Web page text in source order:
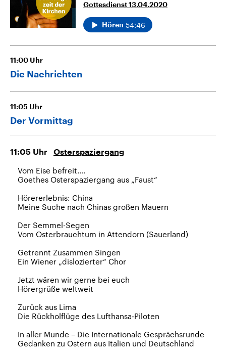
Gottesdienst 13.04.2020
Hören 54:46
11:00 Uhr
Die Nachrichten
11:05 Uhr
Der Vormittag
11:05 Uhr Osterspaziergang
Vom Eise befreit….
Goethes Osterspaziergang aus „Faust“
Hörererlebnis: China
Meine Suche nach Chinas großen Mauern
Der Semmel-Segen
Vom Osterbrauchtum in Attendorn (Sauerland)
Getrennt Zusammen Singen
Ein Wiener „dislozierter“ Chor
Jetzt wären wir gerne bei euch
Hörergrüße weltweit
Zurück aus Lima
Die Rückholflüge des Lufthansa-Piloten
In aller Munde – Die Internationale Gesprächsrunde
Gedanken zu Ostern aus Italien und Deutschland